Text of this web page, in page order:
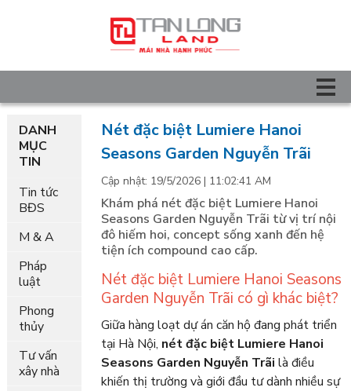
DANH
MỤC
TIN
Tin tức
BĐS
M & A
Pháp
luật
Phong
thủy
Tư vấn
xây nhà
Nét đặc biệt Lumiere Hanoi
Seasons Garden Nguyễn Trãi
Cập nhật: 19/5/2026 | 11:02:41 AM
Khám phá nét đặc biệt Lumiere Hanoi
Seasons Garden Nguyễn Trãi từ vị trí nội
đô hiếm hoi, concept sống xanh đến hệ
tiện ích compound cao cấp.
Nét đặc biệt Lumiere Hanoi Seasons
Garden Nguyễn Trãi có gì khác biệt?
Giữa hàng loạt dự án căn hộ đang phát triển
tại Hà Nội, nét đặc biệt Lumiere Hanoi
Seasons Garden Nguyễn Trãi là điều
khiến thị trường và giới đầu tư dành nhiều sự